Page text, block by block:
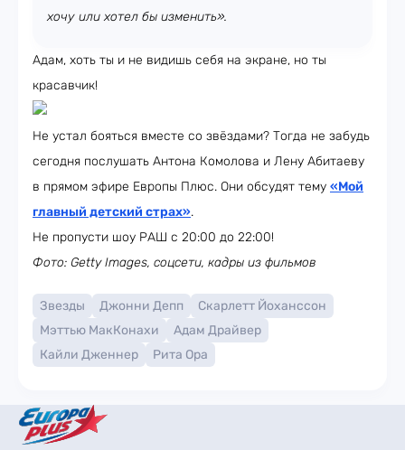
хочу или хотел бы изменить».
Адам, хоть ты и не видишь себя на экране, но ты
красавчик!
Не устал бояться вместе со звёздами? Тогда не забудь
сегодня послушать Антона Комолова и Лену Абитаеву
в прямом эфире Европы Плюс. Они обсудят тему «Мой
главный детский страх».
Не пропусти шоу РАШ с 20:00 до 22:00!
Фото: Getty Images, соцсети, кадры из фильмов
Звезды Джонни Депп
Скарлетт Йоханссон
Мэттью МакКонахи
Адам Драйвер
Кайли Дженнер
Рита Ора